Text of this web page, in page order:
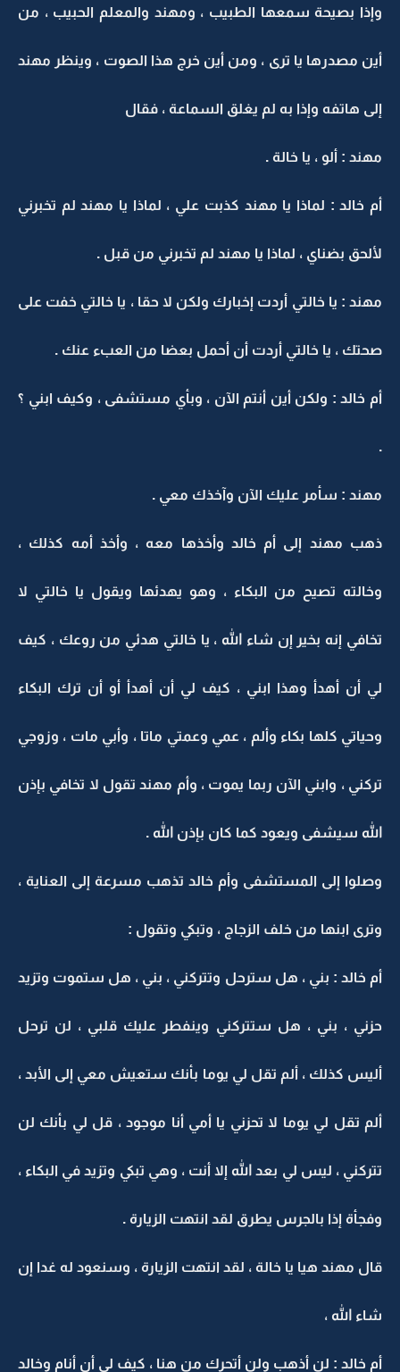
وإذا بصيحة سمعها الطبيب ، ومهند والمعلم الحبيب ، من
أين مصدرها يا ترى ، ومن أين خرج هذا الصوت ، وينظر مهند
إلى هاتفه وإذا به لم يغلق السماعة ، فقال
مهند : ألو ، يا خالة .
أم خالد : لماذا يا مهند كذبت علي ، لماذا يا مهند لم تخبرني
لألحق بضناي ، لماذا يا مهند لم تخبرني من قبل .
مهند : يا خالتي أردت إخبارك ولكن لا حقا ، يا خالتي خفت على
صحتك ، يا خالتي أردت أن أحمل بعضا من العبء عنك .
أم خالد : ولكن أين أنتم الآن ، وبأي مستشفى ، وكيف ابني ؟
.
مهند : سأمر عليك الآن وآخذك معي .
ذهب مهند إلى أم خالد وأخذها معه ، وأخذ أمه كذلك ،
وخالته تصيح من البكاء ، وهو يهدئها ويقول يا خالتي لا
تخافي إنه بخير إن شاء الله ، يا خالتي هدئي من روعك ، كيف
لي أن أهدأ وهذا ابني ، كيف لي أن أهدأ أو أن ترك البكاء
وحياتي كلها بكاء وألم ، عمي وعمتي ماتا ، وأبي مات ، وزوجي
تركني ، وابني الآن ربما يموت ، وأم مهند تقول لا تخافي بإذن
الله سيشفى ويعود كما كان بإذن الله .
وصلوا إلى المستشفى وأم خالد تذهب مسرعة إلى العناية ،
وترى ابنها من خلف الزجاج ، وتبكي وتقول :
أم خالد : بني ، هل سترحل وتتركني ، بني ، هل ستموت وتزيد
حزني ، بني ، هل ستتركني وينفطر عليك قلبي ، لن ترحل
أليس كذلك ، ألم تقل لي يوما بأنك ستعيش معي إلى الأبد ،
ألم تقل لي يوما لا تحزني يا أمي أنا موجود ، قل لي بأنك لن
تتركني ، ليس لي بعد الله إلا أنت ، وهي تبكي وتزيد في البكاء ،
وفجأة إذا بالجرس يطرق لقد انتهت الزيارة .
قال مهند هيا يا خالة ، لقد انتهت الزيارة ، وسنعود له غدا إن
شاء الله ،
أم خالد : لن أذهب ولن أتحرك من هنا ، كيف لي أن أنام وخالد